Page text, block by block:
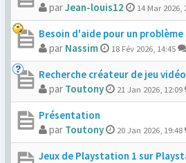
parJean-louis12 14 Mar 2026,
Besoin d'aide pour un
par Nassim 18 Fév 2026, 14:45
Recherche créateur de jeu
par Toutony 21 Jan 2026, 12:09
Présentation
par Toutony 20 Jan 2026, 19:48
Jeux de Playstation 1 sur